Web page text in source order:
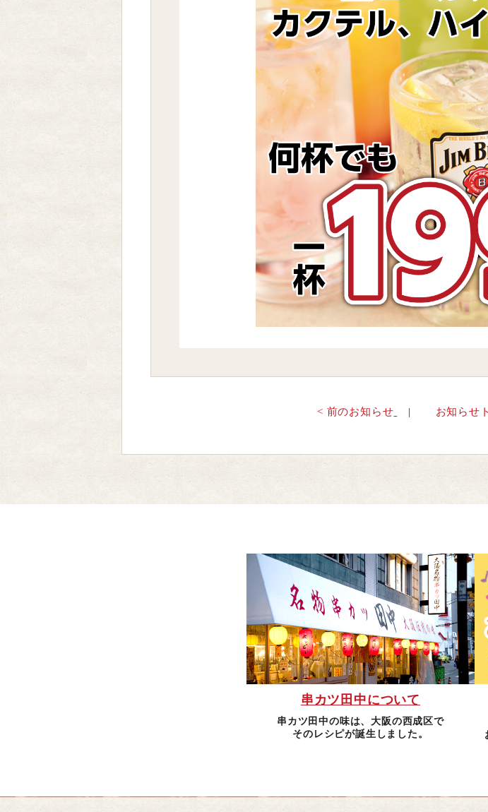
< 前のお知らせ お知らせ
串カツ田中について
串カツ田中の味は、大阪の西成区で
そのレシピが誕生しました。